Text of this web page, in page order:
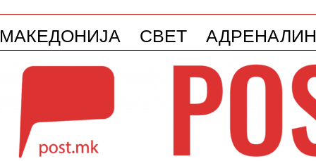
МАКЕДОНИЈА СВЕТ АДРЕНАЛИН